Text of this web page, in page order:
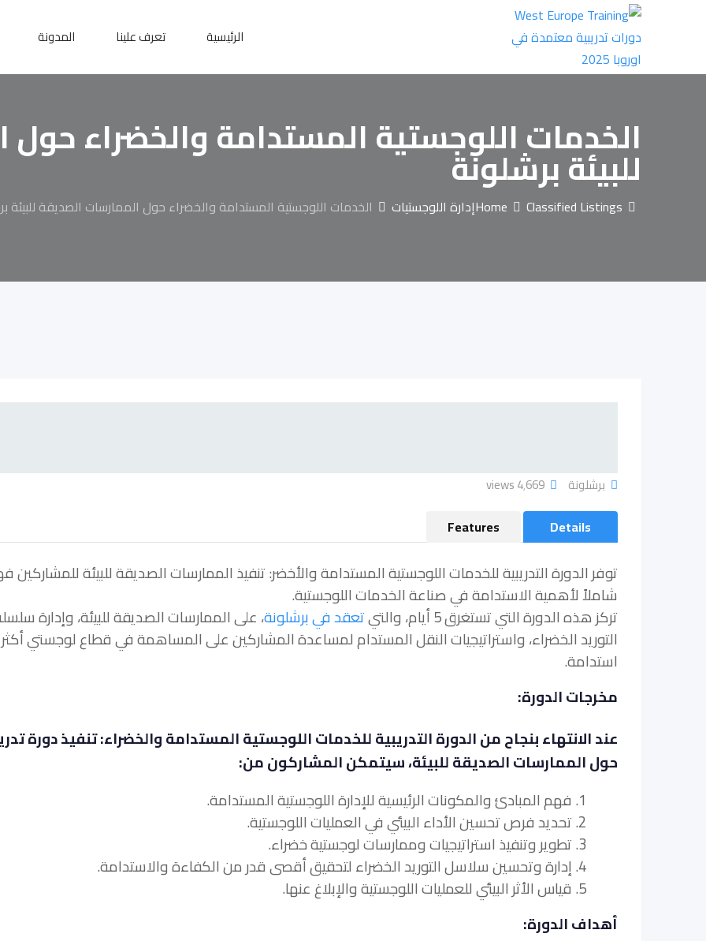
الرئيسية تعرف علينا المدونة
الخدمات اللوجستية المستدامة والخضراء
للبيئة برشلونة
Home Classified Listings إدارة اللوجستيات الخدمات اللوجستية المستدامة والخضراء حول الممارسات الصديقة للبيئة
برشلونة 4٬669 views
Details
Features
توفر الدورة التدريبية للخدمات اللوجستية المستدامة والأخضر: تنفيذ الممارسات الصديقة للبيئة للمشاركين
شاملاً لأهمية الاستدامة في صناعة الخدمات اللوجستية.
تركز هذه الدورة التي تستغرق 5 أيام، والتي
تعقد في برشلونة، على الممارسات الصديقة للبيئة، وإدارة
التوريد الخضراء، واستراتيجيات النقل المستدام لمساعدة المشاركين على المساهمة في قطاع لوجستي أكثر
استدامة.
مخرجات الدورة:
عند الانتهاء بنجاح من الدورة التدريبية للخدمات اللوجستية المستدامة والخضراء: تنفيذ دورة
حول الممارسات الصديقة للبيئة، سيتمكن المشاركون من:
1. فهم المبادئ والمكونات الرئيسية للإدارة اللوجستية المستدامة.
2. تحديد فرص تحسين الأداء البيئي في العمليات اللوجستية.
3. تطوير وتنفيذ استراتيجيات وممارسات لوجستية خضراء.
4. إدارة وتحسين سلاسل التوريد الخضراء لتحقيق أقصى قدر من الكفاءة والاستدامة.
5. قياس الأثر البيئي للعمليات اللوجستية والإبلاغ عنها.
أهداف الدورة: